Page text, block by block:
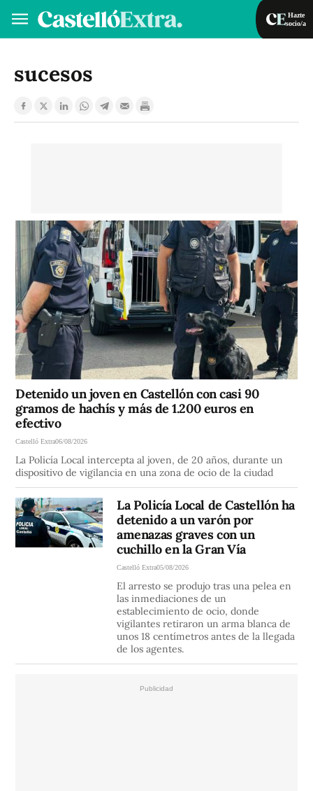
Hazte
socio/a
VA
sucesos
Detenido un joven en Castellón con casi 90
gramos de hachís y más de 1.200 euros en
efectivo
Castelló Extra06/08/2026
La Policía Local intercepta al joven, de 20 años, durante un
dispositivo de vigilancia en una zona de ocio de la ciudad
La Policía Local de Castellón ha
detenido a un varón por
amenazas graves con un
cuchillo en la Gran Vía
Castelló Extra05/08/2026
El arresto se produjo tras una pelea en
las inmediaciones de un
establecimiento de ocio, donde
vigilantes retiraron un arma blanca de
unos 18 centímetros antes de la llegada
de los agentes.